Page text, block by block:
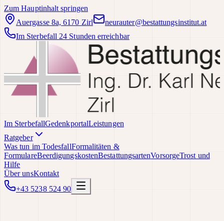
Zum Hauptinhalt springen
Auergasse 8a, 6170 Zirl
neurauter@bestattungsinstitut.at
Im Sterbefall 24 Stunden erreichbar
Im SterbefallGedenkportalLeistungen
Ratgeber
Was tun im TodesfallFormalitäten &
FormulareBeerdigungskostenBestattungsartenVorsorgeTrost und
Hilfe
Über unsKontakt
+43 5238 524 90